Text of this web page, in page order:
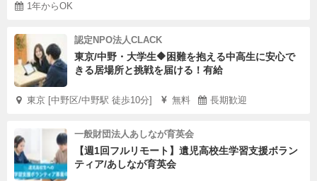
1年からOK
認定NPO法人CLACK
東京/中野・大学生🔶困難を抱える中高生に安心で
きる居場所と挑戦を届ける！有給
東京 [中野区/中野駅 徒歩10分] 無料 長期歓迎
一般財団法人あしなが育英会
【週1回フルリモート】遺児高校生学習支援ボラン
ティア/あしなが育英会